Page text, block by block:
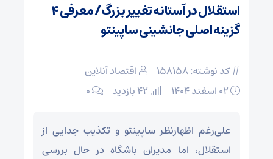
استقلال در آستانه تغییر بزرگ/ معرفی ۴
گزینه اصلی جانشینی ساپینتو
کد نوشته: 158158
اقتصاد آنلاین
۰
علی‌رغم اظهارنظر ساپینتو و تکذیب جدایی از
استقلال، اما مدیران باشگاه در حال بررسی